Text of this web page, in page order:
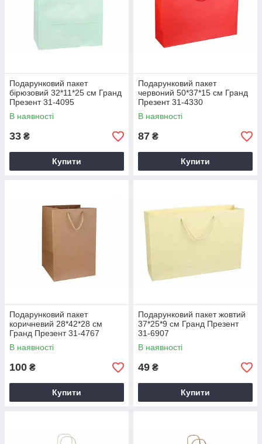
Подарунковий пакет
бірюзовий 32*11*25 см Гранд
Презент 31-4095
В наявності
33 ₴
Купити
Подарунковий пакет
червоний 50*37*15 см Гранд
Презент 31-4330
В наявності
87 ₴
Купити
Подарунковий пакет
коричневий 28*42*28 см
Гранд Презент 31-4767
В наявності
100 ₴
Купити
Подарунковий пакет жовтий
37*25*9 см Гранд Презент
31-6907
В наявності
49 ₴
Купити